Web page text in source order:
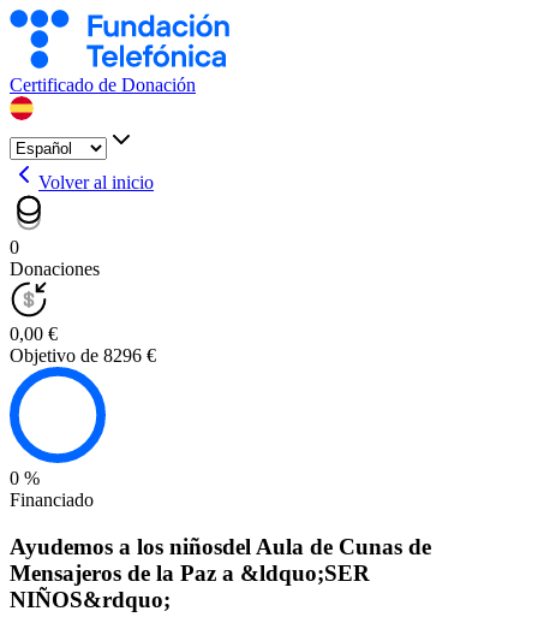
Certificado de Donación
Volver al inicio
0
Donaciones
0,00 €
Objetivo de 8296 €
0 %
Financiado
Ayudemos a los niñosdel Aula de Cunas de
Mensajeros de la Paz a &ldquo;SER
NIÑOS&rdquo;